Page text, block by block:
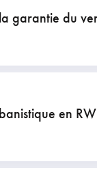
garantie du
en RW